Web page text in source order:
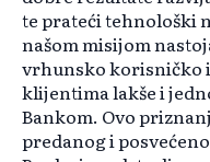
te prateći tehnološki
našom misijom
vrhunsko korisničko
klijentima lakše i
Bankom. Ovo
predanog i